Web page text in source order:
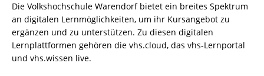
Die Volkshochschule Warendorf bietet ein breites Spektrum
an digitalen Lernmöglichkeiten, um ihr Kursangebot zu
ergänzen und zu unterstützen. Zu diesen digitalen
Lernplattformen gehören die vhs.cloud, das vhs-Lernportal
und vhs.wissen live.